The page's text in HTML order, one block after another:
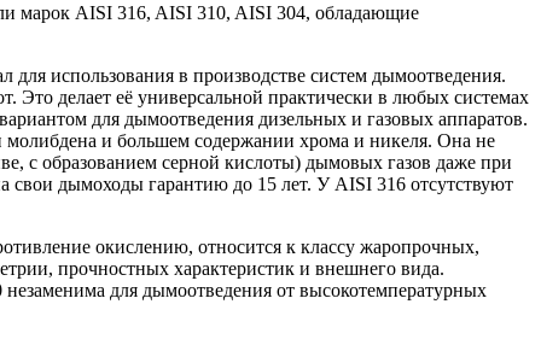
марок AISI 316, AISI 310, AISI 304, обладающие
использования в производстве систем дымоотведения.
Это делает её универсаль­ной практически в любых системах
для дымоотведения дизельных и газовых аппаратов.
молибдена и большем содержании хрома и никеля. Она не
с образованием серной кислоты) дымовых газов даже при
свои дымоходы гарантию до 15 лет. У AISI 316 отсутствуют
окислению, относится к классу жаропрочных,
прочностных характеристик и внешнего вида.
для дымоотведения от высокотемпературных